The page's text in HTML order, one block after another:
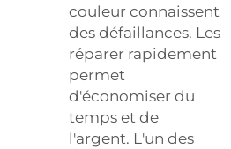
couleur connaissent
des défaillances. Les
réparer rapidement
permet
d'économiser du
temps et de
l'argent. L'un des